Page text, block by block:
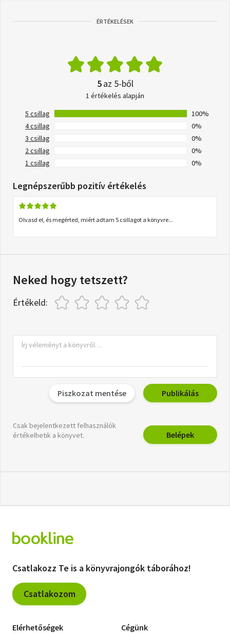
ÉRTÉKELÉSEK
5az 5-ből
1 értékelés alapján
5 csillag
100%
4 csillag
0%
3 csillag
0%
2 csillag
0%
1 csillag
0%
Legnépszerűbb pozitív értékelés
Olvasd el, és megérted, miért adtam 5 csillagot a könyvre...
Neked hogy tetszett?
Értékeld:
Piszkozat mentése Publikálás
Csak bejelentkezett felhasználók
értékelhetik a könyvet.
Belépek
Csatlakozz Te is a könyvrajongók táborához!
Csatlakozom
Elérhetőségek Cégünk